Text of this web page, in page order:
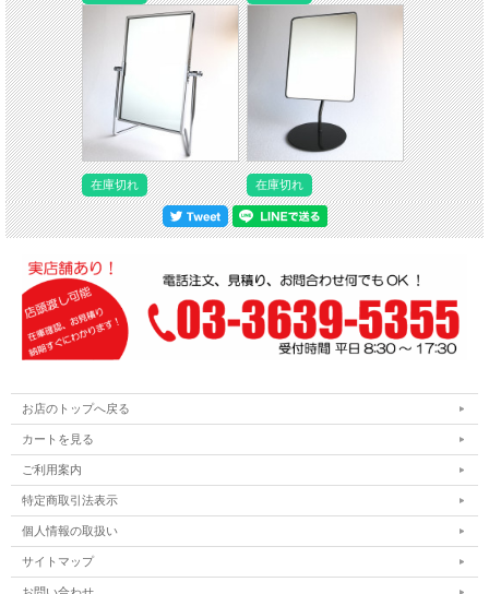
在庫切れ 在庫切れ
お店のトップへ戻る
カートを見る
ご利用案内
特定商取引法表示
個人情報の取扱い
サイトマップ